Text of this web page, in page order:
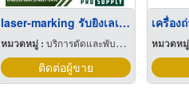
laser-marking รับยิงเลเซอร์บนโลหะ
หมวดหมู่ : บริการตัดและพับโลหะด้วยเลเซอร์
ติดต่อผู้ขาย
หมวดห